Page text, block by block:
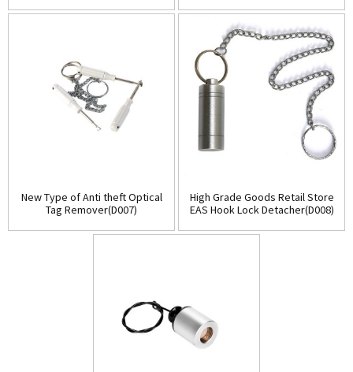
New Type of Anti theft Optical
Tag Remover(D007)
High Grade Goods Retail Store
EAS Hook Lock Detacher(D008)